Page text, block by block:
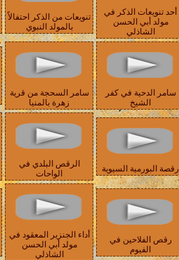
أحد تنويعات الذكر في
مولد أبي الحسن
الشاذلي
تنويعات من الذكر احتفالاً
بالمولد النبوي
سامر الدحية في كفر
الشيخ
سامر السحجة من قرية
زهرة بالمنيا
رقصة البورمية السيوية
الرقص البلدي في
الواحات
رقص الفلاحين في
الفيوم
أداء الجنزير المعقود في
مولد أبي الحسن
الشاذلي